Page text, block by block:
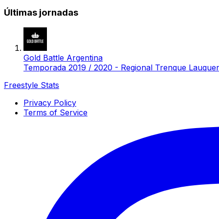
Últimas jornadas
Gold Battle Argentina
Temporada 2019 / 2020 - Regional Trenque
Freestyle Stats
Privacy Policy
Terms of Service